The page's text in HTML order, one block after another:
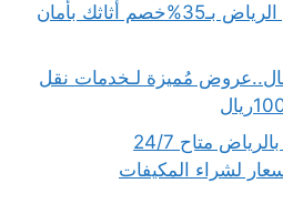
نقل عفش من جدة الى الرياض بـ35%خصم أثاثك بأمان
مُميزة لـخدمات نقل
شراء مكيفات مستعمله بالرياض متاح 24/7
لشراء المكيفات